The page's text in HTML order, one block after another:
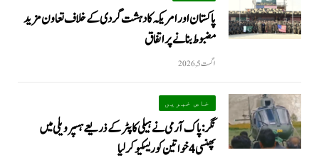
پاکستان اور امریکہ کا دہشت گردی کے خلاف تعاون مزید
مضبوط بنانے پر اتفاق
اگست 5, 2026
خاص خبریں
نگر: پاک آرمی نے ہیلی کاپٹر کے ذریعے ہسپر ویلی میں
پھنسی 4 خواتین کو ریسکیو کرلیا